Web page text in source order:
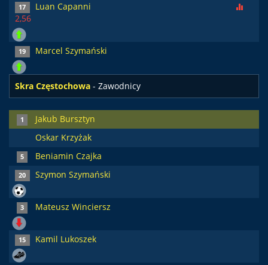
17
Luan Capanni
2,56
19 Marcel Szymański
Skra Częstochowa - Zawodnicy
1
Jakub Bursztyn
Oskar Krzyżak
5 Beniamin Czajka
20 Szymon Szymański
3 Mateusz Winciersz
15 Kamil Lukoszek